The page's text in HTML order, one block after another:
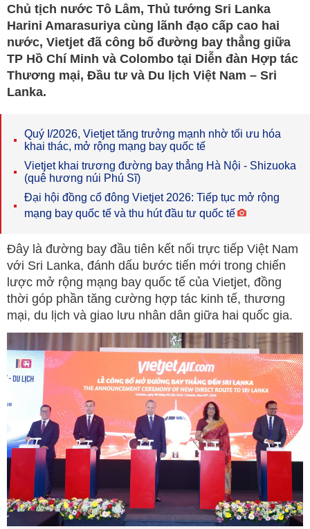
Chủ tịch nước Tô Lâm, Thủ tướng Sri Lanka
Harini Amarasuriya cùng lãnh đạo cấp cao hai
nước, Vietjet đã công bố đường bay thẳng giữa
TP Hồ Chí Minh và Colombo tại Diễn đàn Hợp tác
Thương mại, Đầu tư và Du lịch Việt Nam – Sri
Lanka.
Quý I/2026, Vietjet tăng trưởng mạnh nhờ tối ưu hóa
khai thác, mở rộng mạng bay quốc tế
Vietjet khai trương đường bay thẳng Hà Nội - Shizuoka
(quê hương núi Phú Sĩ)
Đại hội đồng cổ đông Vietjet 2026: Tiếp tục mở rộng
mạng bay quốc tế và thu hút đầu tư quốc tế
Đây là đường bay đầu tiên kết nối trực tiếp Việt Nam
với Sri Lanka, đánh dấu bước tiến mới trong chiến
lược mở rộng mạng bay quốc tế của Vietjet, đồng
thời góp phần tăng cường hợp tác kinh tế, thương
mại, du lịch và giao lưu nhân dân giữa hai quốc gia.